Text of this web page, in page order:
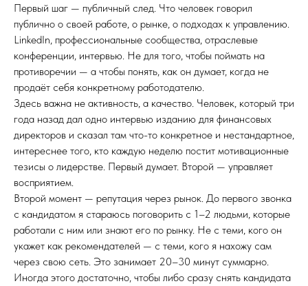
Первый шаг — публичный след. Что человек говорил
публично о своей работе, о рынке, о подходах к управлению.
LinkedIn, профессиональные сообщества, отраслевые
конференции, интервью. Не для того, чтобы поймать на
противоречии — а чтобы понять, как он думает, когда не
продаёт себя конкретному работодателю.
Здесь важна не активность, а качество. Человек, который три
года назад дал одно интервью изданию для финансовых
директоров и сказал там что-то конкретное и нестандартное,
интереснее того, кто каждую неделю постит мотивационные
тезисы о лидерстве. Первый думает. Второй — управляет
восприятием.
Второй момент — репутация через рынок. До первого звонка
с кандидатом я стараюсь поговорить с 1–2 людьми, которые
работали с ним или знают его по рынку. Не с теми, кого он
укажет как рекомендателей — с теми, кого я нахожу сам
через свою сеть. Это занимает 20–30 минут суммарно.
Иногда этого достаточно, чтобы либо сразу снять кандидата